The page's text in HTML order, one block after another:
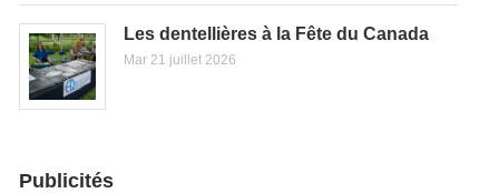
Les dentellières à la Fête du Canada
Mar 21 juillet 2026
Publicités